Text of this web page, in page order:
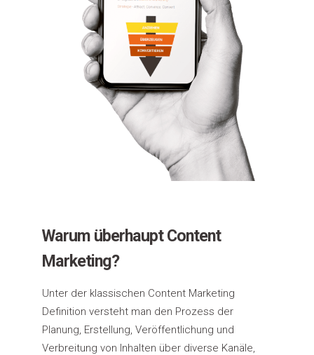
Warum überhaupt Content
Marketing?
Unter der klassischen Content Marketing
Definition versteht man den Prozess der
Planung, Erstellung, Veröffentlichung und
Verbreitung von Inhalten über diverse Kanäle,